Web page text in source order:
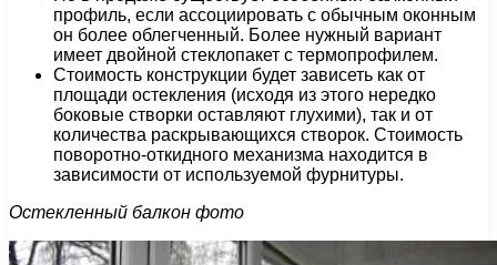
профиль, если ассоциировать с обычным оконным
он более облегченный. Более нужный вариант
имеет двойной стеклопакет с термопрофилем.
Стоимость конструкции будет зависеть как от
площади остекления (исходя из этого нередко
боковые створки оставляют глухими), так и от
количества раскрывающихся створок. Стоимость
поворотно-откидного механизма находится в
зависимости от используемой фурнитуры.
Остекленный балкон фото